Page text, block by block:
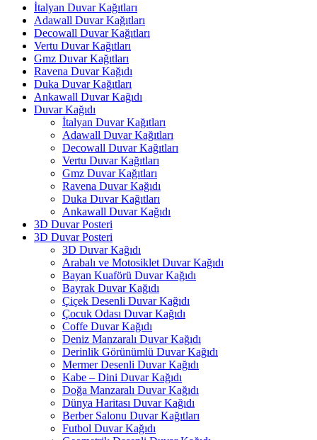
İtalyan Duvar Kağıtları
Adawall Duvar Kağıtları
Decowall Duvar Kağıtları
Vertu Duvar Kağıtları
Gmz Duvar Kağıtları
Ravena Duvar Kağıdı
Duka Duvar Kağıtları
Ankawall Duvar Kağıdı
Duvar Kağıdı
İtalyan Duvar Kağıtları
Adawall Duvar Kağıtları
Decowall Duvar Kağıtları
Vertu Duvar Kağıtları
Gmz Duvar Kağıtları
Ravena Duvar Kağıdı
Duka Duvar Kağıtları
Ankawall Duvar Kağıdı
3D Duvar Posteri
3D Duvar Posteri
3D Duvar Kağıdı
Arabalı ve Motosiklet Duvar Kağıdı
Bayan Kuaförü Duvar Kağıdı
Bayrak Duvar Kağıdı
Çiçek Desenli Duvar Kağıdı
Çocuk Odası Duvar Kağıdı
Coffe Duvar Kağıdı
Deniz Manzaralı Duvar Kağıdı
Derinlik Görünümlü Duvar Kağıdı
Mermer Desenli Duvar Kağıdı
Kabe – Dini Duvar Kağıdı
Doğa Manzaralı Duvar Kağıdı
Dünya Haritası Duvar Kağıdı
Berber Salonu Duvar Kağıtları
Futbol Duvar Kağıdı